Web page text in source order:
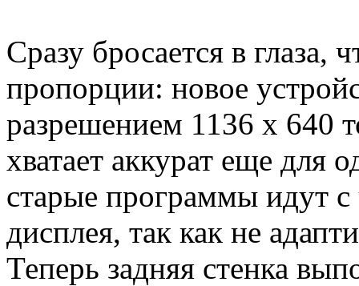
Сразу бросается в глаза,
пропорции: новое
разрешением 1136 х 640
хватает аккурат еще для
старые программы идут
дисплея, так как не
Теперь задняя стенка